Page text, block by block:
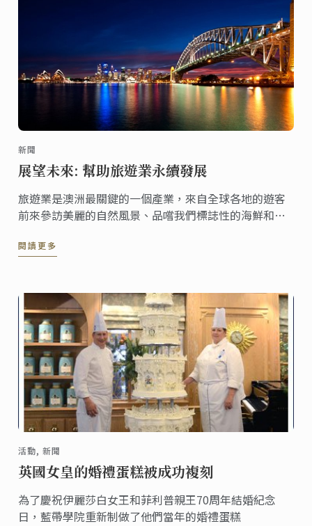
新聞
展望未來: 幫助旅遊業永續發展
旅遊業是澳洲最關鍵的一個產業，來自全球各地的遊客
前來參訪美麗的自然風景、品嚐我們標誌性的海鮮和極
巨額收益，2017年7月底，我們總計迎來了850萬的遊客
閱讀更多
活動, 新聞
英國女皇的婚禮蛋糕被成功複刻
為了慶祝伊麗莎白女王和菲利普親王70周年結婚紀念
日，藍帶學院重新制做了他們當年的婚禮蛋糕